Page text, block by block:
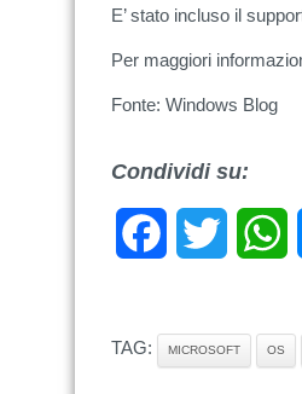
E’ stato incluso il
Per maggiori
Fonte: Windows Blog
Condividi su:
FacebookTwitter
TAG: MICROSOFT OS